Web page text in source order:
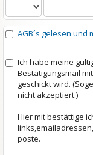
AGB´s gelesen
Ich habe meine
Bestätigungsmail
geschickt wird.
nicht akzeptiert.)
Hier mit bestättige
poste.